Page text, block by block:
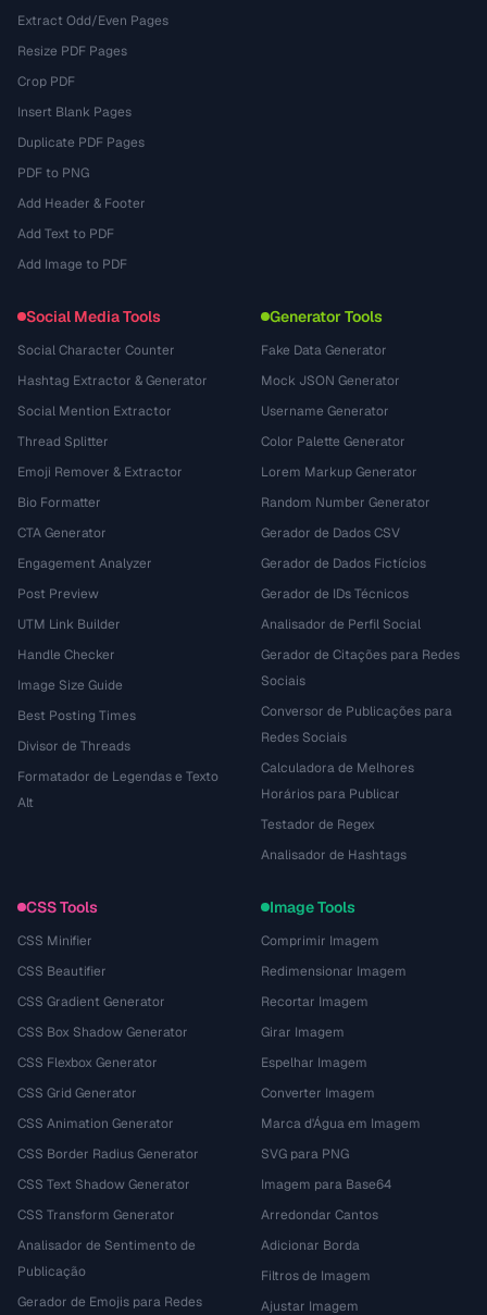
Extract Odd/Even Pages
Resize PDF Pages
Crop PDF
Insert Blank Pages
Duplicate PDF Pages
PDF to PNG
Add Header & Footer
Add Text to PDF
Add Image to PDF
Social Media Tools
Social Character Counter
Hashtag Extractor & Generator
Social Mention Extractor
Thread Splitter
Emoji Remover & Extractor
Bio Formatter
CTA Generator
Engagement Analyzer
Post Preview
UTM Link Builder
Handle Checker
Image Size Guide
Best Posting Times
Divisor de Threads
Formatador de Legendas e Texto
Alt
Generator Tools
Fake Data Generator
Mock JSON Generator
Username Generator
Color Palette Generator
Lorem Markup Generator
Random Number Generator
Gerador de Dados CSV
Gerador de Dados Fictícios
Gerador de IDs Técnicos
Analisador de Perfil Social
Gerador de Citações para Redes
Sociais
Conversor de Publicações para
Redes Sociais
Calculadora de Melhores
Horários para Publicar
Testador de Regex
Analisador de Hashtags
CSS Tools
CSS Minifier
CSS Beautifier
CSS Gradient Generator
CSS Box Shadow Generator
CSS Flexbox Generator
CSS Grid Generator
CSS Animation Generator
CSS Border Radius Generator
CSS Text Shadow Generator
CSS Transform Generator
Analisador de Sentimento de
Publicação
Gerador de Emojis para Redes
Image Tools
Comprimir Imagem
Redimensionar Imagem
Recortar Imagem
Girar Imagem
Espelhar Imagem
Converter Imagem
Marca d'Água em Imagem
SVG para PNG
Imagem para Base64
Arredondar Cantos
Adicionar Borda
Filtros de Imagem
Ajustar Imagem